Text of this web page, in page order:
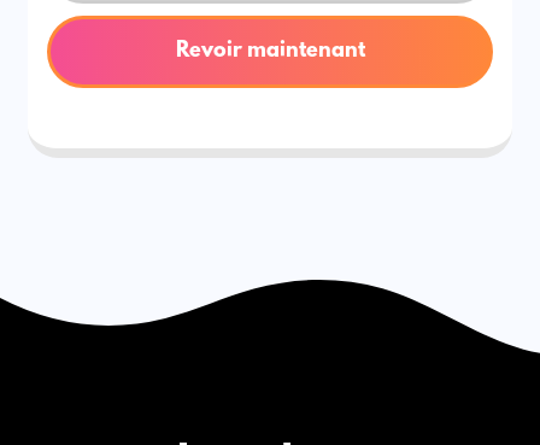
Revoir maintenant